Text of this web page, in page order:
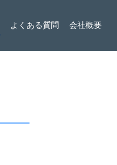
よくある質問 会社概要